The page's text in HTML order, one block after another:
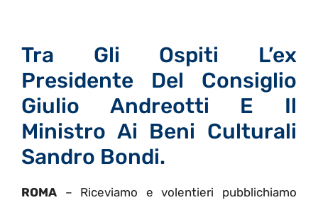
Tra Gli Ospiti L’ex
Presidente Del Consiglio
Giulio Andreotti E Il
Ministro Ai Beni Culturali
Sandro Bondi.
ROMA – Riceviamo e volentieri pubblichiamo